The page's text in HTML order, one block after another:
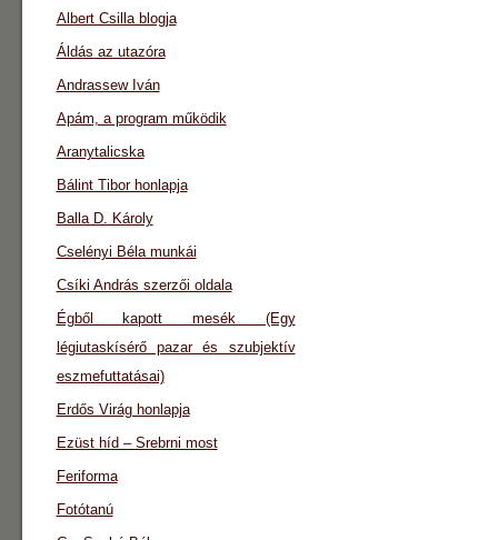
Albert Csilla blogja
Áldás az utazóra
Andrassew Iván
Apám, a program működik
Aranytalicska
Bálint Tibor honlapja
Balla D. Károly
Cselényi Béla munkái
Csíki András szerzői oldala
Égből kapott mesék (Egy
légiutaskísérő pazar és szubjektív
eszmefuttatásai)
Erdős Virág honlapja
Ezüst híd – Srebrni most
Feriforma
Fotótanú